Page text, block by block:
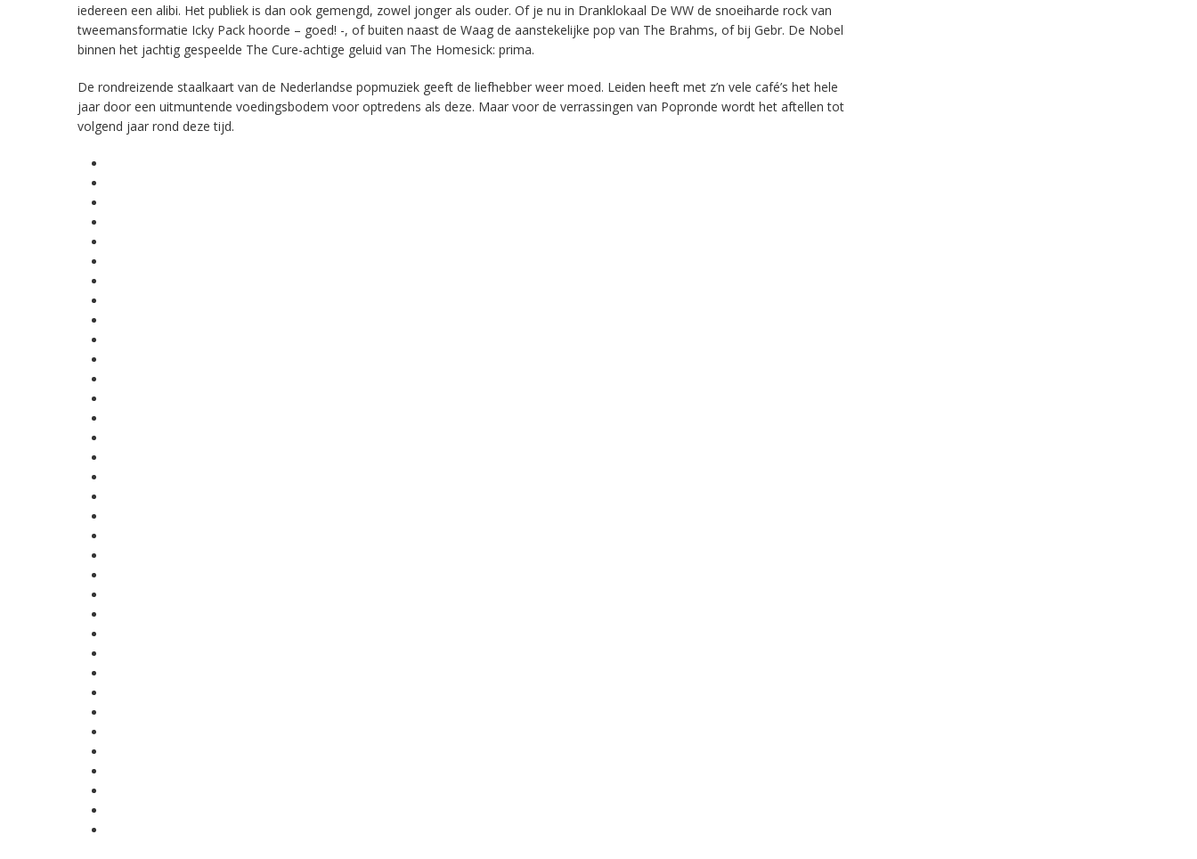
iedereen een alibi. Het publiek is dan ook gemengd, zowel jonger als ouder. Of je nu in Dranklokaal De WW de snoeiharde rock van
tweemansformatie Icky Pack hoorde – goed! -, of buiten naast de Waag de aanstekelijke pop van The Brahms, of bij Gebr. De Nobel
binnen het jachtig gespeelde The Cure-achtige geluid van The Homesick: prima.
De rondreizende staalkaart van de Nederlandse popmuziek geeft de liefhebber weer moed. Leiden heeft met z’n vele café’s het hele
jaar door een uitmuntende voedingsbodem voor optredens als deze. Maar voor de verrassingen van Popronde wordt het aftellen tot
volgend jaar rond deze tijd.